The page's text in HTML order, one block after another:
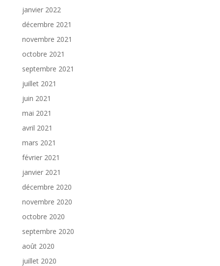
janvier 2022
décembre 2021
novembre 2021
octobre 2021
septembre 2021
juillet 2021
juin 2021
mai 2021
avril 2021
mars 2021
février 2021
janvier 2021
décembre 2020
novembre 2020
octobre 2020
septembre 2020
août 2020
juillet 2020